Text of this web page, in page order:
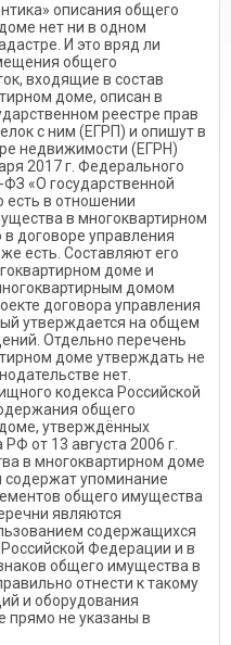
описания общего
нет ни в одном
И это вряд ли
общего
входящие в состав
доме, описан в
реестре прав
с ним (ЕГРП) и опишут в
недвижимости (ЕГРН)
2017 г. Федерального
«О государственной
есть в отношении
в многоквартирном
договоре управления
есть. Составляют его
доме и
домом
договора управления
утверждается на общем
Отдельно перечень
доме утверждать не
нет.
кодекса Российской
общего
утверждённых
от 13 августа 2006 г.
в многоквартирном доме
содержат упоминание
общего имущества
являются
содержащихся
Федерации и в
общего имущества в
отнести к такому
и оборудования
прямо не указаны в